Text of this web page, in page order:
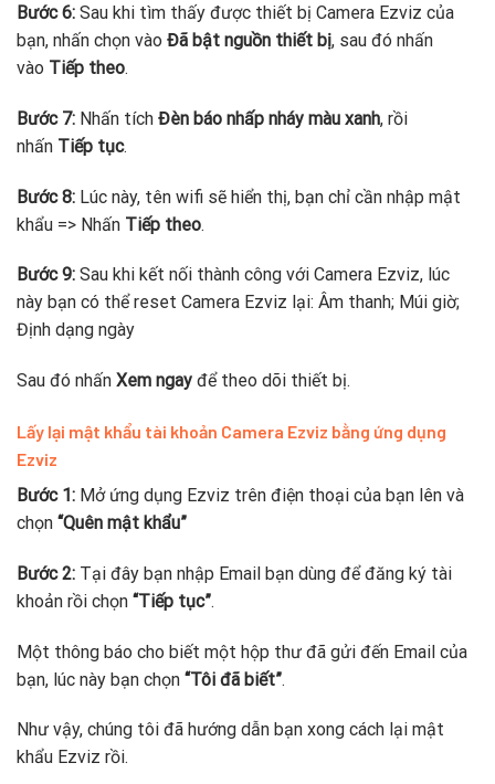
Bước 6: Sau khi tìm thấy được thiết bị Camera Ezviz của
bạn, nhấn chọn vào Đã bật nguồn thiết bị, sau đó nhấn
vào Tiếp theo.
Bước 7: Nhấn tích Đèn báo nhấp nháy màu xanh, rồi
nhấn Tiếp tục.
Bước 8: Lúc này, tên wifi sẽ hiển thị, bạn chỉ cần nhập mật
khẩu => Nhấn Tiếp theo.
Bước 9: Sau khi kết nối thành công với Camera Ezviz, lúc
này bạn có thể reset Camera Ezviz lại: Âm thanh; Múi giờ;
Định dạng ngày
Sau đó nhấn Xem ngay để theo dõi thiết bị.
Lấy lại mật khẩu tài khoản Camera Ezviz bằng ứng dụng
Ezviz
Bước 1: Mở ứng dụng Ezviz trên điện thoại của bạn lên và
chọn “Quên mật khẩu”
Bước 2: Tại đây bạn nhập Email bạn dùng để đăng ký tài
khoản rồi chọn “Tiếp tục”.
Một thông báo cho biết một hộp thư đã gửi đến Email của
bạn, lúc này bạn chọn “Tôi đã biết”.
Như vậy, chúng tôi đã hướng dẫn bạn xong cách lại mật
khẩu Ezviz rồi.